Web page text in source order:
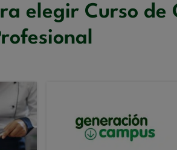
elegir Curso de